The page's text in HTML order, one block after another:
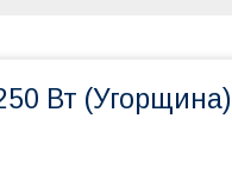
Вт (Угорщина)